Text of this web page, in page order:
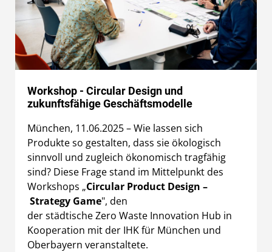
Workshop - Circular Design und
zukunftsfähige Geschäftsmodelle
München, 11.06.2025 – Wie lassen sich
Produkte so gestalten, dass sie ökologisch
sinnvoll und zugleich ökonomisch tragfähig
sind? Diese Frage stand im Mittelpunkt des
Workshops „Circular Product Design –
Strategy Game", den
der städtische Zero Waste Innovation Hub in
Kooperation mit der IHK für München und
Oberbayern veranstaltete.